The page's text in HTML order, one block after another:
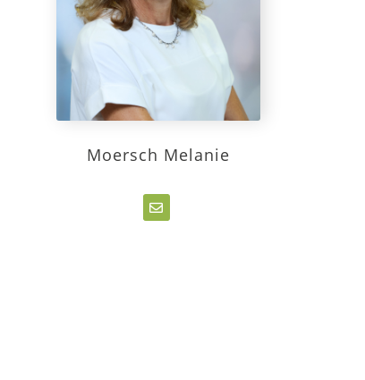
Moersch Melanie